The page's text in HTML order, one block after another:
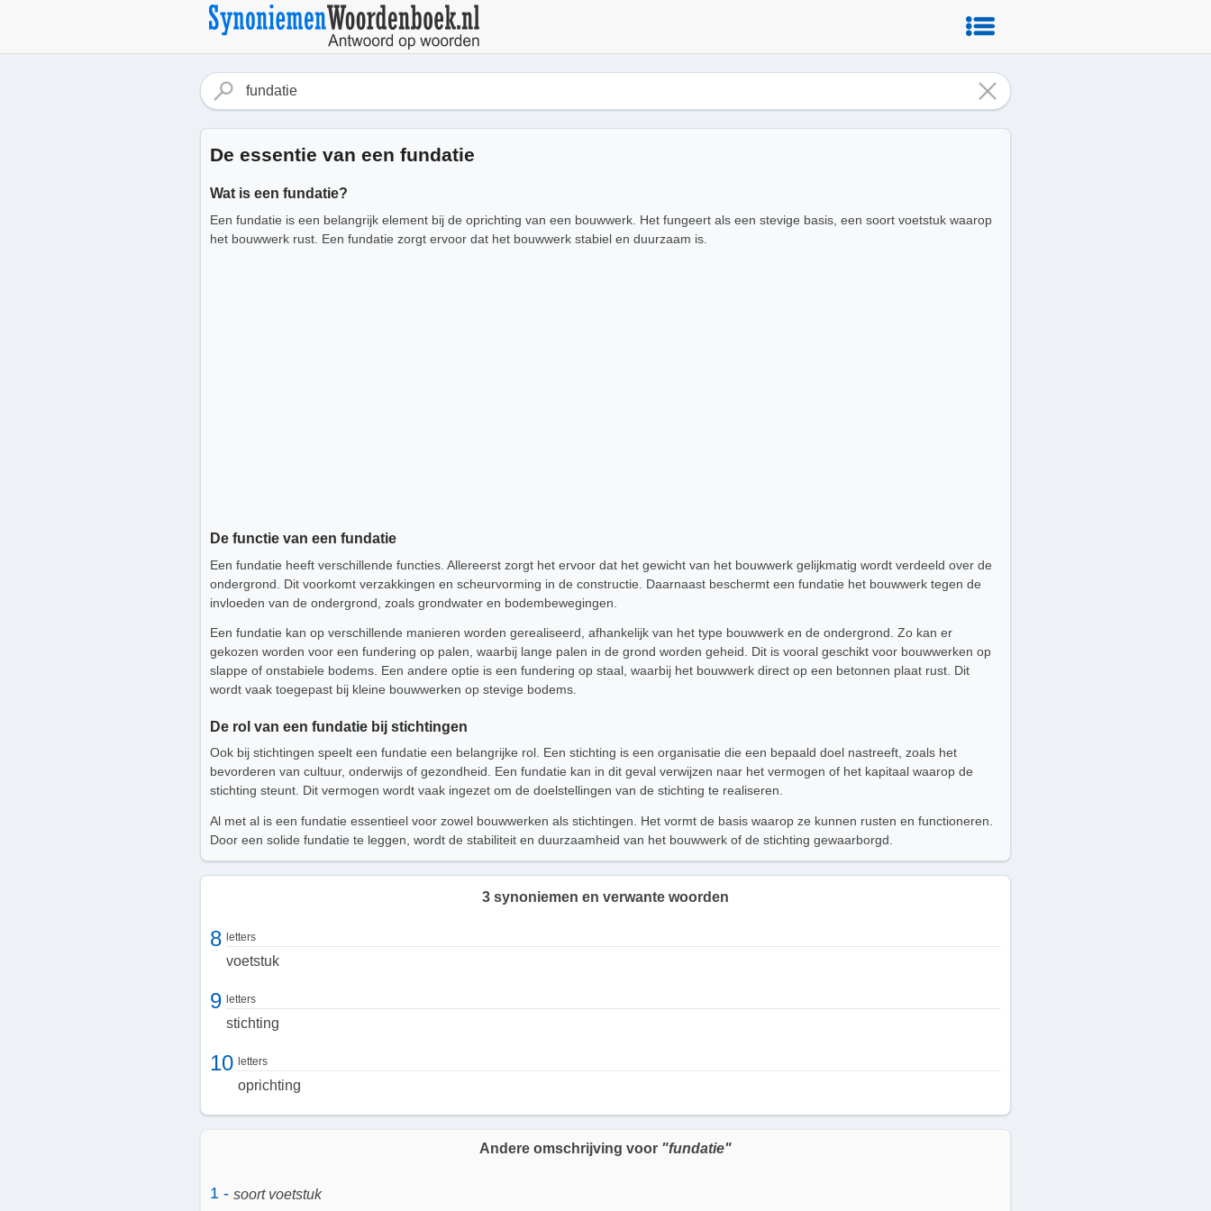
De essentie van een fundatie
Wat is een fundatie?
Een fundatie is een belangrijk element bij de oprichting van een bouwwerk. Het fungeert als een stevige basis, een soort voetstuk waarop
het bouwwerk rust. Een fundatie zorgt ervoor dat het bouwwerk stabiel en duurzaam is.
De functie van een fundatie
Een fundatie heeft verschillende functies. Allereerst zorgt het ervoor dat het gewicht van het bouwwerk gelijkmatig wordt verdeeld over de
ondergrond. Dit voorkomt verzakkingen en scheurvorming in de constructie. Daarnaast beschermt een fundatie het bouwwerk tegen de
invloeden van de ondergrond, zoals grondwater en bodembewegingen.
Een fundatie kan op verschillende manieren worden gerealiseerd, afhankelijk van het type bouwwerk en de ondergrond. Zo kan er
gekozen worden voor een fundering op palen, waarbij lange palen in de grond worden geheid. Dit is vooral geschikt voor bouwwerken op
slappe of onstabiele bodems. Een andere optie is een fundering op staal, waarbij het bouwwerk direct op een betonnen plaat rust. Dit
wordt vaak toegepast bij kleine bouwwerken op stevige bodems.
De rol van een fundatie bij stichtingen
Ook bij stichtingen speelt een fundatie een belangrijke rol. Een stichting is een organisatie die een bepaald doel nastreeft, zoals het
bevorderen van cultuur, onderwijs of gezondheid. Een fundatie kan in dit geval verwijzen naar het vermogen of het kapitaal waarop de
stichting steunt. Dit vermogen wordt vaak ingezet om de doelstellingen van de stichting te realiseren.
Al met al is een fundatie essentieel voor zowel bouwwerken als stichtingen. Het vormt de basis waarop ze kunnen rusten en functioneren.
Door een solide fundatie te leggen, wordt de stabiliteit en duurzaamheid van het bouwwerk of de stichting gewaarborgd.
3 synoniemen en verwante woorden
8 letters
voetstuk
9 letters
stichting
10 letters
oprichting
Andere omschrijving voor "fundatie"
1 - soort voetstuk